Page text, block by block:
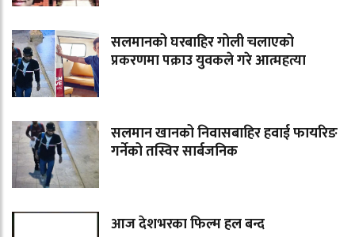
सलमानको घरबाहिर गोली चलाएको
प्रकरणमा पक्राउ युवकले गरे आत्महत्या
सलमान खानको निवासबाहिर हवाई फायरिङ
गर्नेको तस्विर सार्बजनिक
आज देशभरका फिल्म हल बन्द